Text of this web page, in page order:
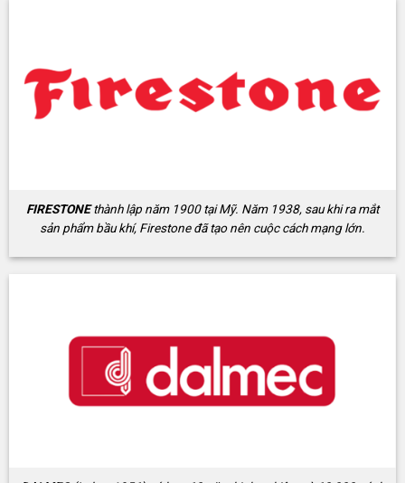
FIRESTONEthành lập năm 1900 tại Mỹ. Năm 1938, sau khi ra mắt
sản phẩm bầu khí, Firestone đã tạo nên cuộc cách mạng lớn.